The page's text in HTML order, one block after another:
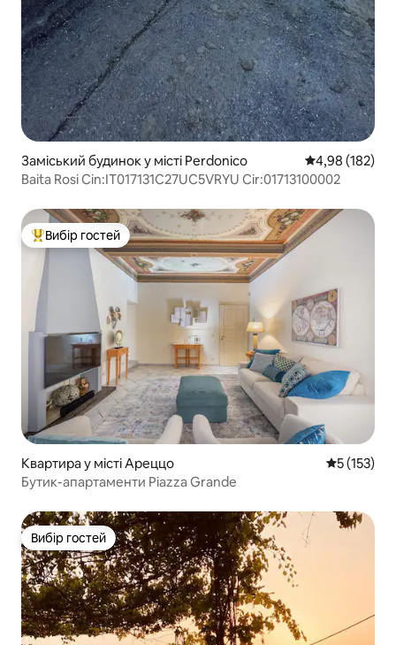
Заміський будинок у місті Perdonico Середня
4,98 (182)
Baita Rosi Cin:IT017131C27UC5VRYU Cir:01713100002
Топ вибір гостей
Вибір гостей
Квартира у місті Ареццо Середня
5 (153)
Бутик-апартаменти Piazza Grande
Вибір гостей
Вибір гостей